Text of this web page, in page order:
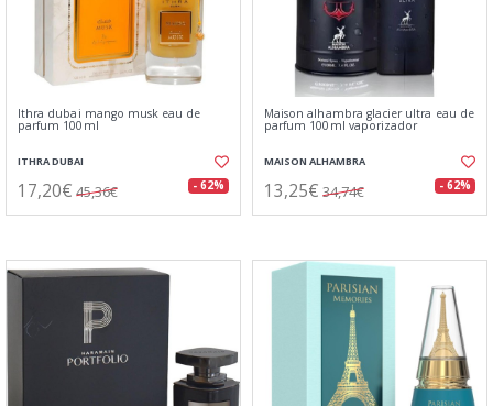
Ithra dubai mango musk eau de
parfum 100ml
ITHRA DUBAI
17,20€ 45,36€ - 62%
Maison alhambra glacier ultra eau de
parfum 100ml vaporizador
MAISON ALHAMBRA
13,25€ 34,74€ - 62%